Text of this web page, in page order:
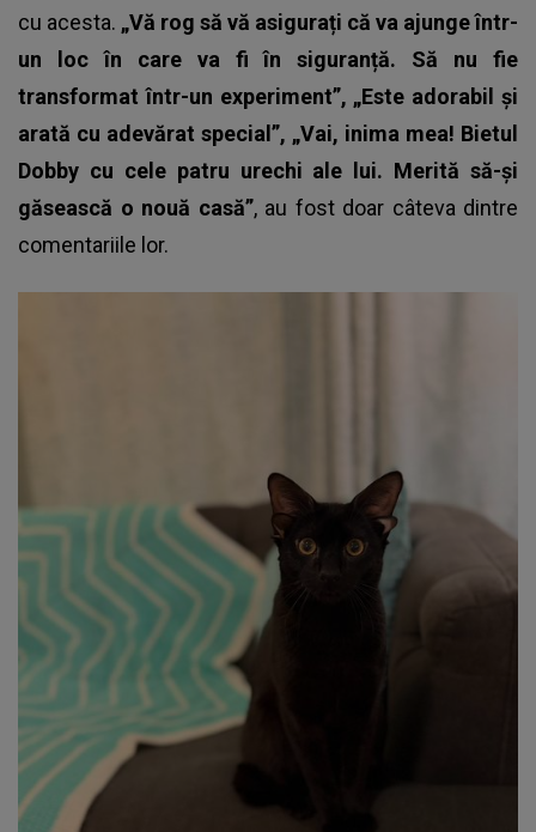
cu acesta. „Vă rog să vă asigurați că va ajunge într-
un loc în care va fi în siguranță. Să nu fie
transformat într-un experiment”, „Este adorabil și
arată cu adevărat special”, „Vai, inima mea! Bietul
Dobby cu cele patru urechi ale lui. Merită să-și
găsească o nouă casă”, au fost doar câteva dintre
comentariile lor.